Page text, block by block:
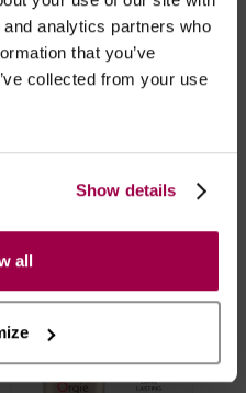
analytics partners who
that you’ve
collected from your use
Show details
all
Continental para
do país de envio.
festivas.